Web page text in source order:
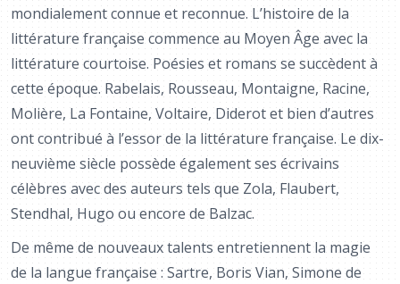
mondialement connue et reconnue. L’histoire de la
littérature française commence au Moyen Âge avec la
littérature courtoise. Poésies et romans se succèdent à
cette époque. Rabelais, Rousseau, Montaigne, Racine,
Molière, La Fontaine, Voltaire, Diderot et bien d’autres
ont contribué à l’essor de la littérature française. Le dix-
neuvième siècle possède également ses écrivains
célèbres avec des auteurs tels que Zola, Flaubert,
Stendhal, Hugo ou encore de Balzac.
De même de nouveaux talents entretiennent la magie
de la langue française : Sartre, Boris Vian, Simone de